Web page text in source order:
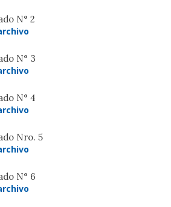
N° 2
N° 3
N° 4
Nro. 5
N° 6